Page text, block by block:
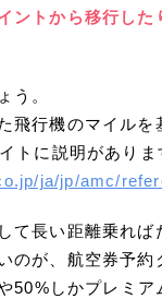
ントから移行し
う。
飛行機のマイルを
トに説明がありま
ja/jp/amc/
て長い距離乗れば
のが、航空券予約
50%しかプレミア